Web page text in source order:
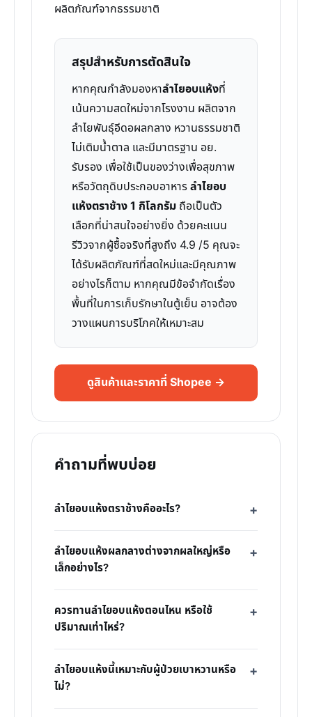
ผลิตภัณฑ์จากธรรมชาติ
สรุปสำหรับการตัดสินใจ
หากคุณกำลังมองหาลำไยอบแห้งที่
เน้นความสดใหม่จากโรงงาน ผลิตจาก
ลำไยพันธุ์อีดอผลกลาง หวานธรรมชาติ
ไม่เติมน้ำตาล และมีมาตรฐาน อย.
รับรอง เพื่อใช้เป็นของว่างเพื่อสุขภาพ
หรือวัตถุดิบประกอบอาหารลำไยอบ
แห้งตราช้าง 1 กิโลกรัม ถือเป็นตัว
เลือกที่น่าสนใจอย่างยิ่ง ด้วยคะแนน
รีวิวจากผู้ซื้อจริงที่สูงถึง 4.9 /5 คุณจะ
ได้รับผลิตภัณฑ์ที่สดใหม่และมีคุณภาพ
อย่างไรก็ตาม หากคุณมีข้อจำกัดเรื่อง
พื้นที่ในการเก็บรักษาในตู้เย็น อาจต้อง
วางแผนการบริโภคให้เหมาะสม
ดูสินค้าและราคาที่ Shopee →
คำถามที่พบบ่อย
ลำไยอบแห้งตราช้างคืออะไร?
ลำไยอบแห้งผลกลางต่างจากผลใหญ่หรือ
เล็กอย่างไร?
ควรทานลำไยอบแห้งตอนไหน หรือใช้
ปริมาณเท่าไหร่?
ลำไยอบแห้งนี้เหมาะกับผู้ป่วยเบาหวานหรือ
ไม่?